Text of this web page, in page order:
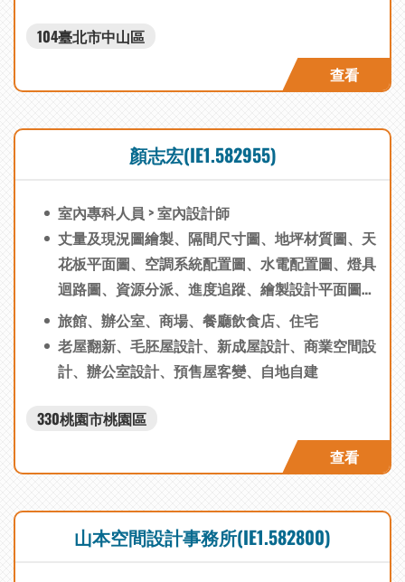
104臺北市中山區
查看
顏志宏(IE1.582955)
室內專科人員 > 室內設計師
丈量及現況圖繪製、隔間尺寸圖、地坪材質圖、天
花板平面圖、空調系統配置圖、水電配置圖、燈具
迴路圖、資源分派、進度追蹤、繪製設計平面圖、
簡報製作、估價表單製作、工作時程擬定、立面索
引圖、各向立面圖、細部大樣圖
旅館、辦公室、商場、餐廳飲食店、住宅
老屋翻新、毛胚屋設計、新成屋設計、商業空間設
計、辦公室設計、預售屋客變、自地自建
330桃園市桃園區
查看
山本空間設計事務所(IE1.582800)